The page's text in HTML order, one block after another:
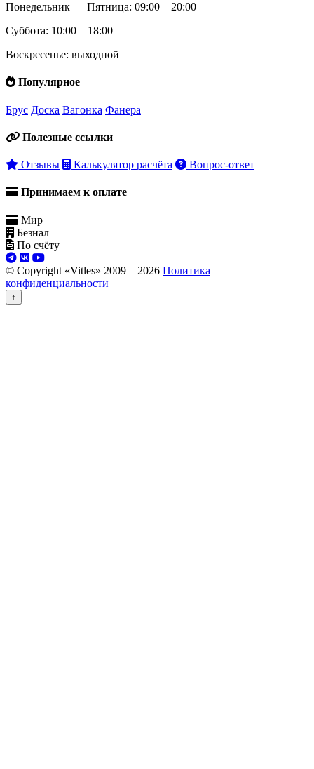
Понедельник — Пятница: 09:00 – 20:00
Суббота: 10:00 – 18:00
Воскресенье: выходной
Популярное
Брус Доска Вагонка Фанера
Полезные ссылки
Отзывы Калькулятор расчёта Вопрос-ответ
Принимаем к оплате
Мир
Безнал
По счёту
© Copyright «Vitles» 2009—2026 Политика
конфиденциальности
↑